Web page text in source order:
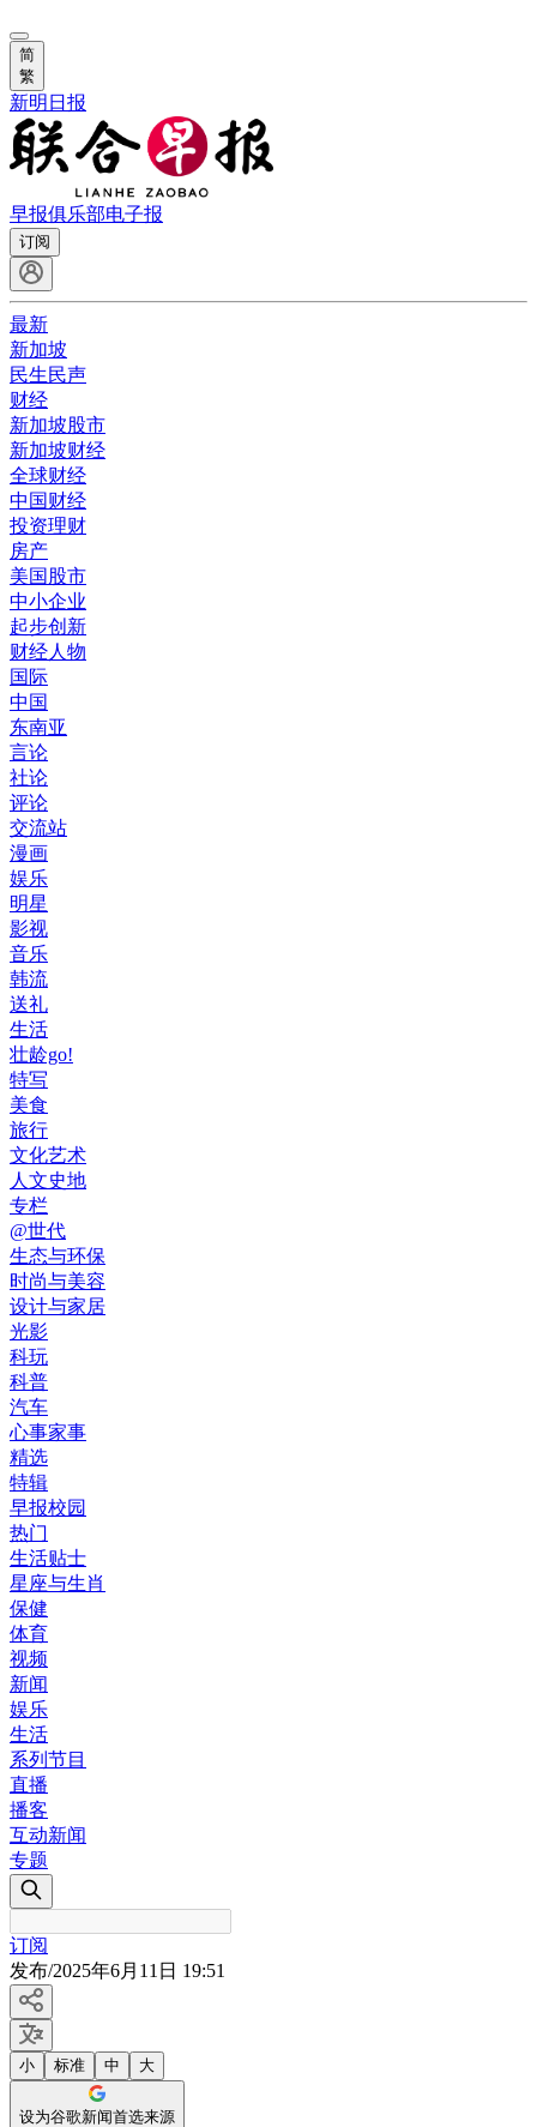
简
繁
新明日报
早报俱乐部电子报
订阅
最新
新加坡
民生民声
财经
新加坡股市
新加坡财经
全球财经
中国财经
投资理财
房产
美国股市
中小企业
起步创新
财经人物
国际
中国
东南亚
言论
社论
评论
交流站
漫画
娱乐
明星
影视
音乐
韩流
送礼
生活
壮龄go!
特写
美食
旅行
文化艺术
人文史地
专栏
@世代
生态与环保
时尚与美容
设计与家居
光影
科玩
科普
汽车
心事家事
精选
特辑
早报校园
热门
生活贴士
星座与生肖
保健
体育
视频
新闻
娱乐
生活
系列节目
直播
播客
互动新闻
专题
订阅
发布/2025年6月11日 19:51
小 标准 中 大
设为谷歌新闻首选来源